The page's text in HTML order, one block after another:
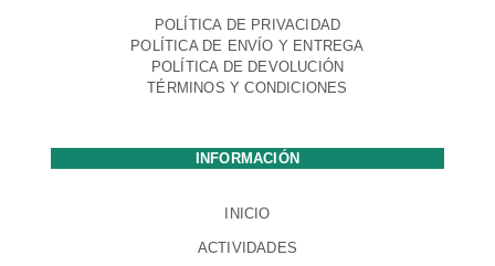
POLÍTICA DE PRIVACIDAD
POLÍTICA DE ENVÍO Y ENTREGA
POLÍTICA DE DEVOLUCIÓN
TÉRMINOS Y CONDICIONES
INFORMACIÓN
INICIO
ACTIVIDADES